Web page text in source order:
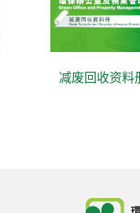
减废回收资料册